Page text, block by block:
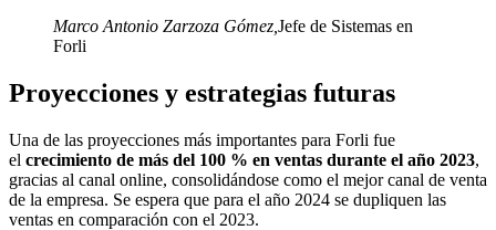
Marco Antonio Zarzoza Gómez Jefe de Sistemas en
Forli
Proyecciones y estrategias futuras
Una de las proyecciones más importantes para Forli fue
el crecimiento de más del 100 % en ventas durante el año 2023,
gracias al canal online, consolidándose como el mejor canal de venta
de la empresa. Se espera que para el año 2024 se dupliquen las
ventas en comparación con el 2023.